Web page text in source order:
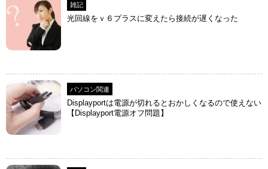
雑記
光回線をｖ６プラスに変えたら接続が遅くなった
パソコン関連
Displayportは電源が切れるとおかしくなるので使えない
【Displayport電源オフ問題】